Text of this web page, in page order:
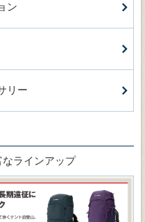
ン
リー
ラインアップ